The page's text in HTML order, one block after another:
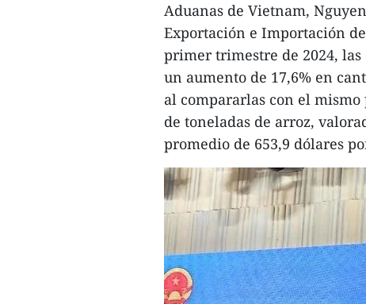
Aduanas de Vietnam,
Exportación e Importación
primer trimestre de 2024,
un aumento de 17,6% en
al compararlas con el
de toneladas de arroz,
promedio de 653,9 dólares